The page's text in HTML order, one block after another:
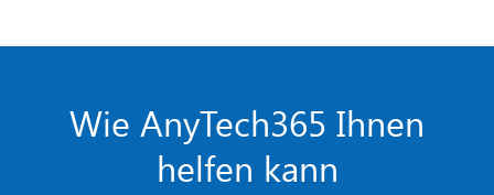
Wie AnyTech365 Ihnen
helfen kann